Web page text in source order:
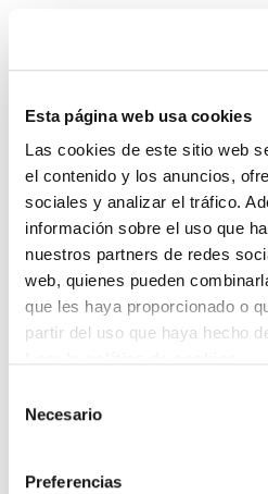
Esta página web usa cookies
Las cookies de este sitio web
el contenido y los anuncios,
sociales y analizar el tráfico.
información sobre el uso que
nuestros partners de redes
web, quienes pueden
que les haya proporcionado o
partir del uso que haya hecho
Necesario
Preferencias
Enbata +
Enbata-Alda2020(111).pdf
POLÍTICA DE
POLÍTICA DE PRIVACIDAD
Barrainkua 13 - 48009
Telf. +33 (0) 559 25 65 52